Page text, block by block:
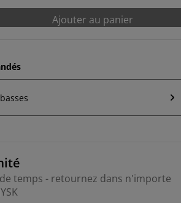
Ajouter au panier
temps - retournez dans n'importe